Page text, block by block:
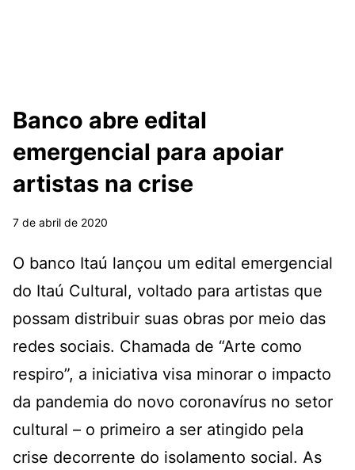
Banco abre edital
emergencial para apoiar
artistas na crise
7 de abril de 2020
O banco Itaú lançou um edital emergencial
do Itaú Cultural, voltado para artistas que
possam distribuir suas obras por meio das
redes sociais. Chamada de “Arte como
respiro”, a iniciativa visa minorar o impacto
da pandemia do novo coronavírus no setor
cultural – o primeiro a ser atingido pela
crise decorrente do isolamento social. As